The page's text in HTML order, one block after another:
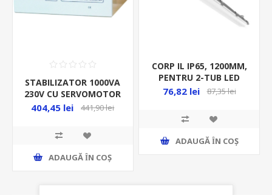
STABILIZATOR 1000VA
230V CU SERVOMOTOR
404,45 lei 441,90 lei
ADAUGĂ ȊN COŞ
CORP IL IP65, 1200MM,
PENTRU 2-TUB LED
G13/T8/2CAP, 230VAC,
76,82 lei 87,35 lei
ADAUGĂ ȊN COŞ